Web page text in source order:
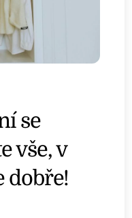
se
vše, v
dobře!